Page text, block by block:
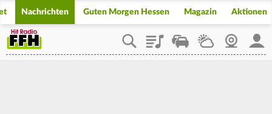
Nachrichten Guten Morgen Hessen Magazin Aktionen
PlaylistStaupilotWetterWebcam